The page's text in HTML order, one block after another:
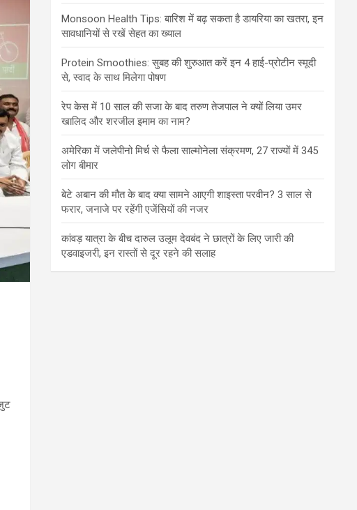
Monsoon Health Tips: बारिश में बढ़ सकता है डायरिया का खतरा, इन
सावधानियों से रखें सेहत का ख्याल
Protein Smoothies: सुबह की शुरुआत करें इन 4 हाई-प्रोटीन स्मूदी
से, स्वाद के साथ मिलेगा पोषण
रेप केस में 10 साल की सजा के बाद तरुण तेजपाल ने क्यों लिया उमर
खालिद और शरजील इमाम का नाम?
अमेरिका में जलेपीनो मिर्च से फैला साल्मोनेला संक्रमण, 27 राज्यों में 345
लोग बीमार
बेटे अबान की मौत के बाद क्या सामने आएगी शाइस्ता परवीन? 3 साल से
फरार, जनाजे पर रहेंगी एजेंसियों की नजर
कांवड़ यात्रा के बीच दारुल उलूम देवबंद ने छात्रों के लिए जारी की
एडवाइजरी, इन रास्तों से दूर रहने की सलाह